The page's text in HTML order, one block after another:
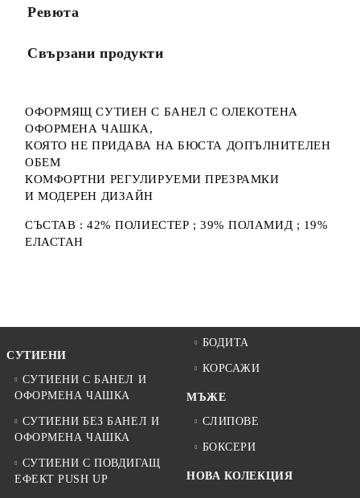
Ревюта
Свързани продукти
ОФОРМЯЩ СУТИЕН С БАНЕЛ С ОЛЕКОТЕНА
ОФОРМЕНА ЧАШКА,
КОЯТО НЕ ПРИДАВА НА БЮСТА ДОПЪЛНИТЕЛЕН
ОБЕМ
КОМФОРТНИ РЕГУЛИРУЕМИ ПРЕЗРАМКИ
И МОДЕРЕН ДИЗАЙН
СЪСТАВ : 42% ПОЛИЕСТЕР ; 39% ПОЛАМИД ; 19%
ЕЛАСТАН
СУТИЕНИ
СУТИЕНИ С БАНЕЛ И
ОФОРМЕНА ЧАШКА
СУТИЕНИ БЕЗ БАНЕЛ И
ОФОРМЕНА ЧАШКА
СУТИЕНИ С ПОВДИГАЩ
ЕФЕКТ PUSH UP
БОДИТА
КОРСАЖИ
МЪЖЕ
СЛИПОВЕ
БОКСЕРИ
НОВА КОЛЕКЦИЯ